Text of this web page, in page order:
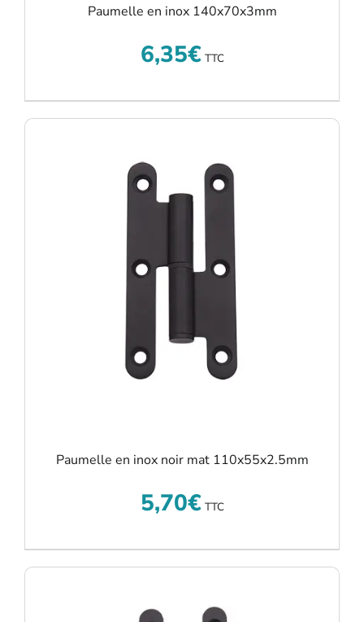
Paumelle en inox 140x70x3mm
6,35€ TTC
Paumelle en inox noir mat 110x55x2.5mm
5,70€ TTC